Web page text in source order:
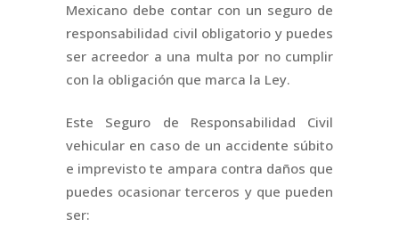
Mexicano debe contar con un seguro de
responsabilidad civil obligatorio y puedes
ser acreedor a una multa por no cumplir
con la obligación que marca la Ley.
Este Seguro de Responsabilidad Civil
vehicular en caso de un accidente súbito
e imprevisto te ampara contra daños que
puedes ocasionar terceros y que pueden
ser: